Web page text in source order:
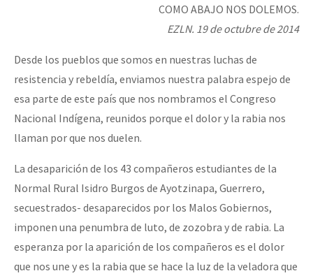
COVID-19
Eventos
COMO ABAJO NOS DOLEMOS.
EZLN. 19 de octubre de 2014
Desde los pueblos que somos en nuestras luchas de
resistencia y rebeldía, enviamos nuestra palabra espejo de
esa parte de este país que nos nombramos el Congreso
Nacional Indígena, reunidos porque el dolor y la rabia nos
llaman por que nos duelen.
La desaparición de los 43 compañeros estudiantes de la
Normal Rural Isidro Burgos de Ayotzinapa, Guerrero,
secuestrados- desaparecidos por los Malos Gobiernos,
imponen una penumbra de luto, de zozobra y de rabia. La
esperanza por la aparición de los compañeros es el dolor
que nos une y es la rabia que se hace la luz de la veladora que